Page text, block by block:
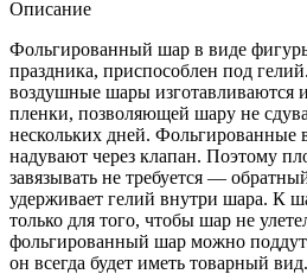
Описание
Фольгированный шар в виде
праздника, приспособлен под
воздушные шары изготавливаются
пленки, позволяющей шару не
нескольких дней.
надувают через клапан. Поэтому
завязывать не требуется —
удерживает гелий внутри шара. К
только для того, чтобы шар не
фольгированный шар можно
он всегда будет иметь товарный вид.